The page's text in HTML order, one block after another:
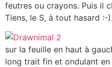
feutres ou crayons. Puis il
Tiens, le S, à tout hasard :-).
sur la feuille en haut à
long trait fin et ondulant en